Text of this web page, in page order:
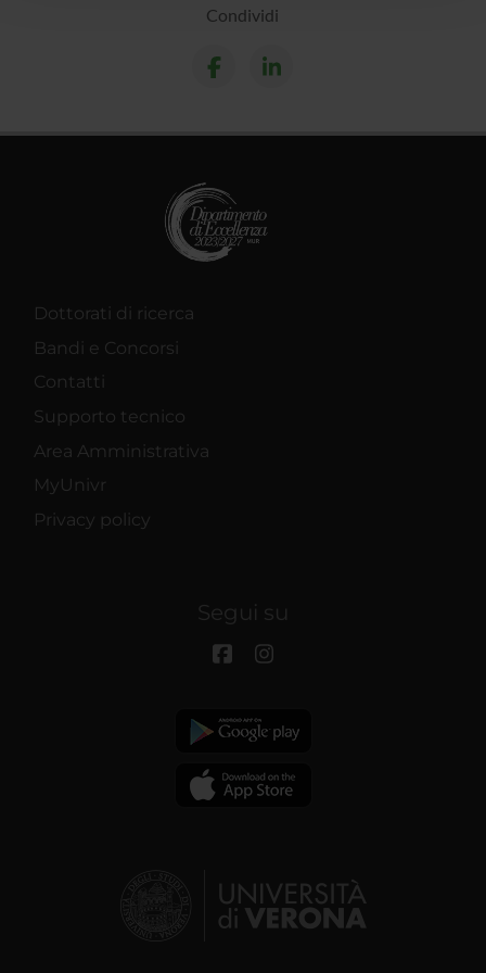
con altre informazioni che hai fornito loro o che hanno
Condividi
Dottorati di ricerca
Bandi e Concorsi
Contatti
Supporto tecnico
Area Amministrativa
MyUnivr
Privacy policy
Segui su